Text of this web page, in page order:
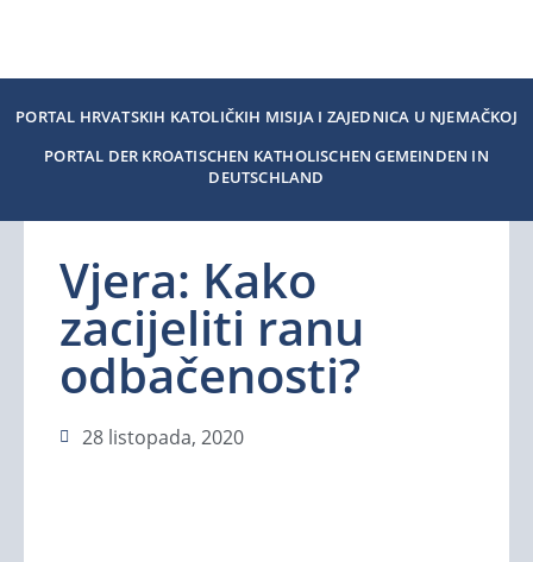
PORTAL HRVATSKIH KATOLIČKIH MISIJA I ZAJEDNICA U NJEMAČKOJ
PORTAL DER KROATISCHEN KATHOLISCHEN GEMEINDEN IN
DEUTSCHLAND
Vjera: Kako
zacijeliti ranu
odbačenosti?
28 listopada, 2020